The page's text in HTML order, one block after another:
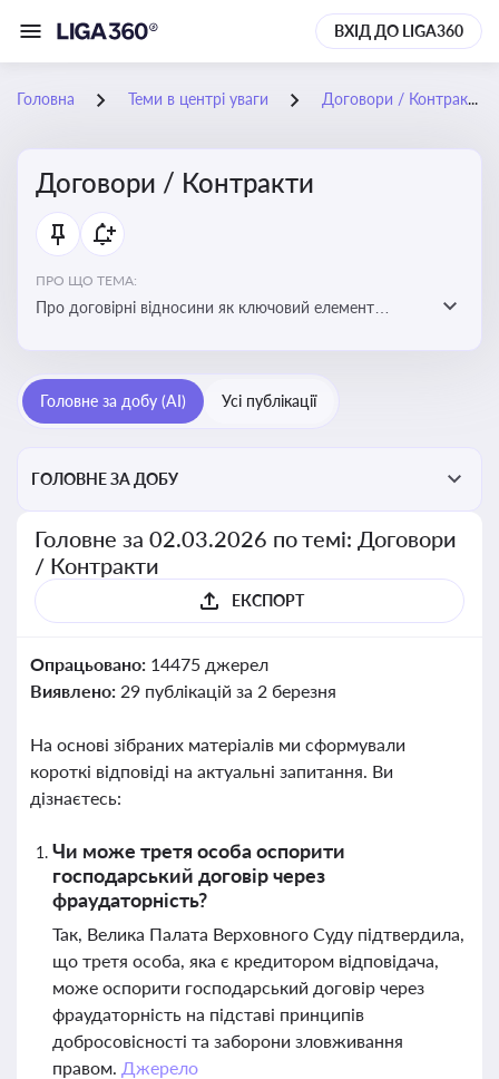
ВХІД ДО LIGA360
Головна Теми в центрі уваги Договори / Контракти
Договори / Контракти
ПРО ЩО ТЕМА:
Про договірні відносини як ключовий елемент
зобов’язань за договором та розірвання договору
Головне за добу (AI) Усі публікації
ГОЛОВНЕ ЗА ДОБУ
Головне за 02.03.2026 по темі: Договори
/ Контракти
ЕКСПОРТ
Опрацьовано: 14475 джерел
Виявлено: 29 публікацій за 2 березня
На основі зібраних матеріалів ми сформували
короткі відповіді на актуальні запитання. Ви
дізнаєтесь:
Чи може третя особа оспорити
господарський договір через
фраудаторність?
Так, Велика Палата Верховного Суду підтвердила,
що третя особа, яка є кредитором відповідача,
може оспорити господарський договір через
фраудаторність на підставі принципів
добросовісності та заборони зловживання
правом. Джерело